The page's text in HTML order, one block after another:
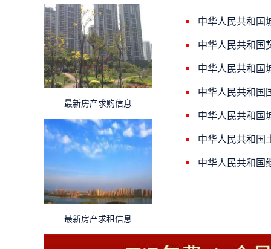
最新房产求购信息
最新房产求租信息
中华人民共和国
中华人民共和国
中华人民共和国
中华人民共和国
中华人民共和国
中华人民共和国
中华人民共和国